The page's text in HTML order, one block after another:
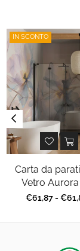
IN SCONTO
Carta da
Vetro
Prezzo
€61,87 -